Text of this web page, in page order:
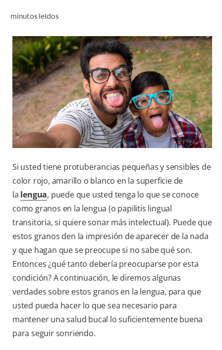
PARA PROFESIONALES
CUPONES
CO (ES)
SUSCRÍBETE
minutos leídos
Si usted tiene protuberancias pequeñas y sensibles de
color rojo, amarillo o blanco en la superficie de
la lengua, puede que usted tenga lo que se conoce
como granos en la lengua (o papilitis lingual
transitoria, si quiere sonar más intelectual). Puede que
estos granos den la impresión de aparecer de la nada
y que hagan que se preocupe si no sabe qué son.
Entonces ¿qué tanto debería preocuparse por esta
condición? A continuación, le diremos algunas
verdades sobre estos granos en la lengua, para que
usted pueda hacer lo que sea necesario para
mantener una salud bucal lo suficientemente buena
para seguir sonriendo.